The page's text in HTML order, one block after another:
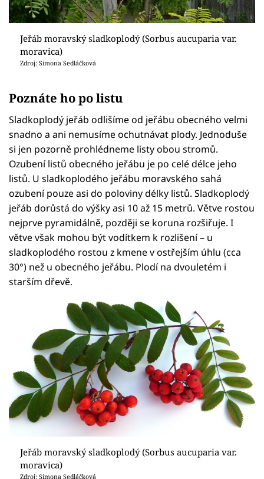
Jeřáb moravský sladkoplodý (Sorbus aucuparia var.
moravica)
Zdroj: Simona Sedláčková
Poznáte ho po listu
Sladkoplodý jeřáb odlišíme od jeřábu obecného velmi
snadno a ani nemusíme ochutnávat plody. Jednoduše
si jen pozorně prohlédneme listy obou stromů.
Ozubení listů obecného jeřábu je po celé délce jeho
listů. U sladkoplodého jeřábu moravského sahá
ozubení pouze asi do poloviny délky listů. Sladkoplodý
jeřáb dorůstá do výšky asi 10 až 15 metrů. Větve rostou
nejprve pyramidálně, později se koruna rozšiřuje. I
větve však mohou být vodítkem k rozlišení – u
sladkoplodého rostou z kmene v ostřejším úhlu (cca
30°) než u obecného jeřábu. Plodí na dvouletém i
starším dřevě.
Jeřáb moravský sladkoplodý (Sorbus aucuparia var.
moravica)
Zdroj: Simona Sedláčková